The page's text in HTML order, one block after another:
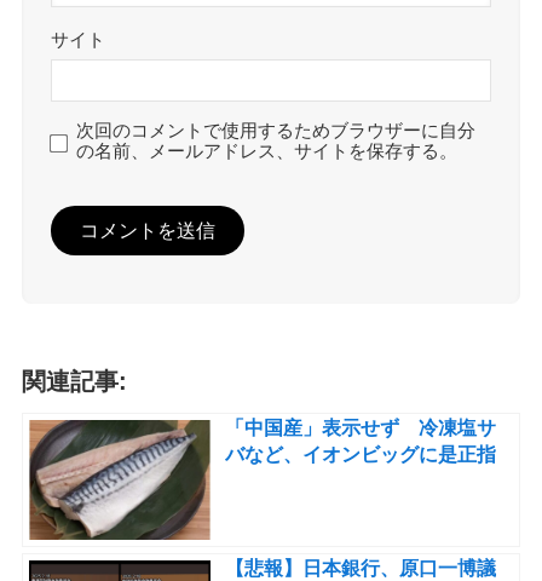
サイト
次回のコメントで使用するためブラウザーに自分
の名前、メールアドレス、サイトを保存する。
関連記事:
「中国産」表示せず 冷凍塩サ
バなど、イオンビッグに是正指
【悲報】日本銀行、原口一博議